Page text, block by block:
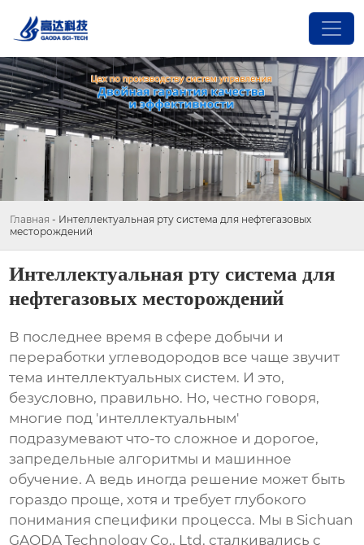
Главная - Интеллектуальная рту система для нефтегазовых
месторождений
Интеллектуальная рту система для
нефтегазовых месторождений
В последнее время в сфере добычи и
переработки углеводородов все чаще звучит
тема интеллектуальных систем. И это,
безусловно, правильно. Но, честно говоря,
многие под 'интеллектуальным'
подразумевают что-то сложное и дорогое,
запредельные алгоритмы и машинное
обучение. А ведь иногда решение может быть
гораздо проще, хотя и требует глубокого
понимания специфики процесса. Мы в Sichuan
GAODA Technology Co., Ltd. сталкивались с